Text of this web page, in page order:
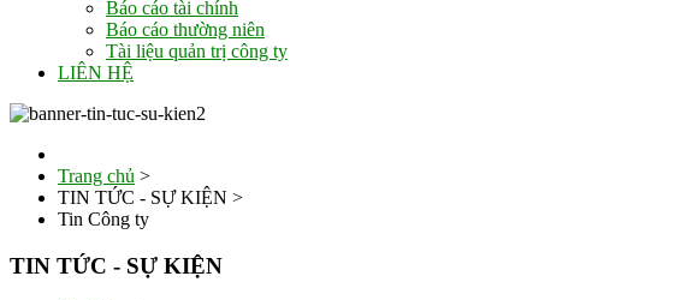
Báo cáo tài chính
Báo cáo thường niên
Tài liệu quản trị công ty
LIÊN HỆ
Trang chủ >
TIN TỨC - SỰ KIỆN >
Tin Công ty
TIN TỨC - SỰ KIỆN